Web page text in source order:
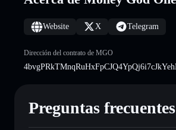
Website X Telegram
Dirección del contrato de MGO
Preguntas